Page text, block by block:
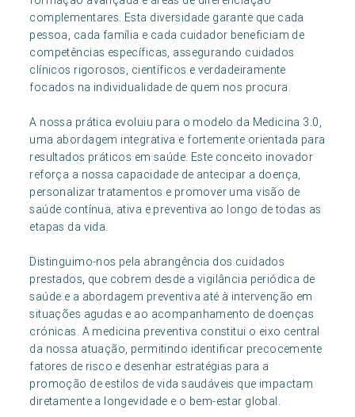
complementares. Esta diversidade garante que cada
pessoa, cada família e cada cuidador beneficiam de
competências específicas, assegurando cuidados
clínicos rigorosos, científicos e verdadeiramente
focados na individualidade de quem nos procura.
A nossa prática evoluiu para o modelo da Medicina 3.0,
uma abordagem integrativa e fortemente orientada para
resultados práticos em saúde. Este conceito inovador
reforça a nossa capacidade de antecipar a doença,
personalizar tratamentos e promover uma visão de
saúde contínua, ativa e preventiva ao longo de todas as
etapas da vida.
Distinguimo-nos pela abrangência dos cuidados
prestados, que cobrem desde a vigilância periódica de
saúde e a abordagem preventiva até à intervenção em
situações agudas e ao acompanhamento de doenças
crónicas. A medicina preventiva constitui o eixo central
da nossa atuação, permitindo identificar precocemente
fatores de risco e desenhar estratégias para a
promoção de estilos de vida saudáveis que impactam
diretamente a longevidade e o bem-estar global.